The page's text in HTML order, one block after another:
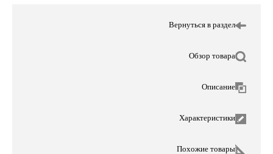
Вернуться в раздел
Обзор товара
Описание
Характеристики
Похожие товары